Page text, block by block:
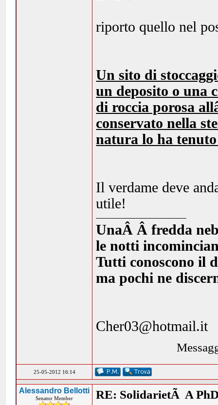
riporto quello nel
Un sito di
un deposito o una
di roccia porosa
conservato nella
natura lo ha
Il verdame deve
utile!
UnaÂ Â fredda
le notti
Tutti conoscono il
ma pochi ne
Cher03@hotmail.it
25-05-2012 16:14
Alessandro Bellotti
Senator Member RE: SolidarietÃ A